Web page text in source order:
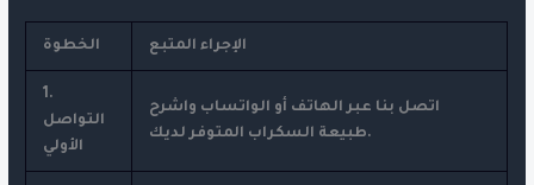
الخطوة الإجراء المتبع
1.
التواصل
الأولي
اتصل بنا عبر الهاتف أو الواتساب واشرح
طبيعة السكراب المتوفر لديك.